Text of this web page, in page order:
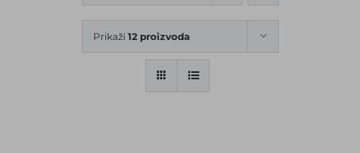
Prikaži 12 proizvoda